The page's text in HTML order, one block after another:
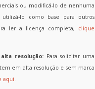
ou modificá-lo de nenhuma
lo como base para outros
ler a licença completa, clique
resolução:Para solicitar uma
em alta resolução e sem marca
aqui.